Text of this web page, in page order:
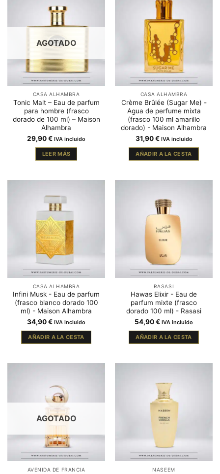
AGOTADO
CASA ALHAMBRA
Tonic Malt – Eau de parfum
para hombre (frasco
dorado de 100 ml) – Maison
Alhambra
29,90€ IVA incluido
LEER MÁS
CASA ALHAMBRA
Crème Brûlée (Sugar Me) -
Agua de perfume mixta
(frasco 100 ml amarillo
dorado) - Maison Alhambra
31,90€ IVA incluido
AÑADIR A LA CESTA
CASA ALHAMBRA
Infini Musk - Eau de parfum
(frasco blanco dorado 100
ml) - Maison Alhambra
34,90€ IVA incluido
AÑADIR A LA CESTA
RASASI
Hawas Elixir - Eau de
parfum mixte (frasco
dorado 100 ml) - Rasasi
54,90€ IVA incluido
AÑADIR A LA CESTA
AGOTADO
AVENIDA DE FRANCIA NASEEM